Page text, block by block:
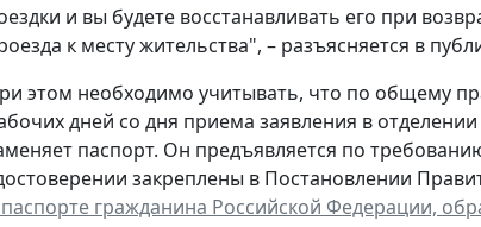
и вы будете восстанавливать его при
к месту жительства", – разъясняется в
этом необходимо учитывать, что по общему
дней со дня приема заявления в
паспорт. Он предъявляется по
закреплены в Постановлении
гражданина Российской Федерации,